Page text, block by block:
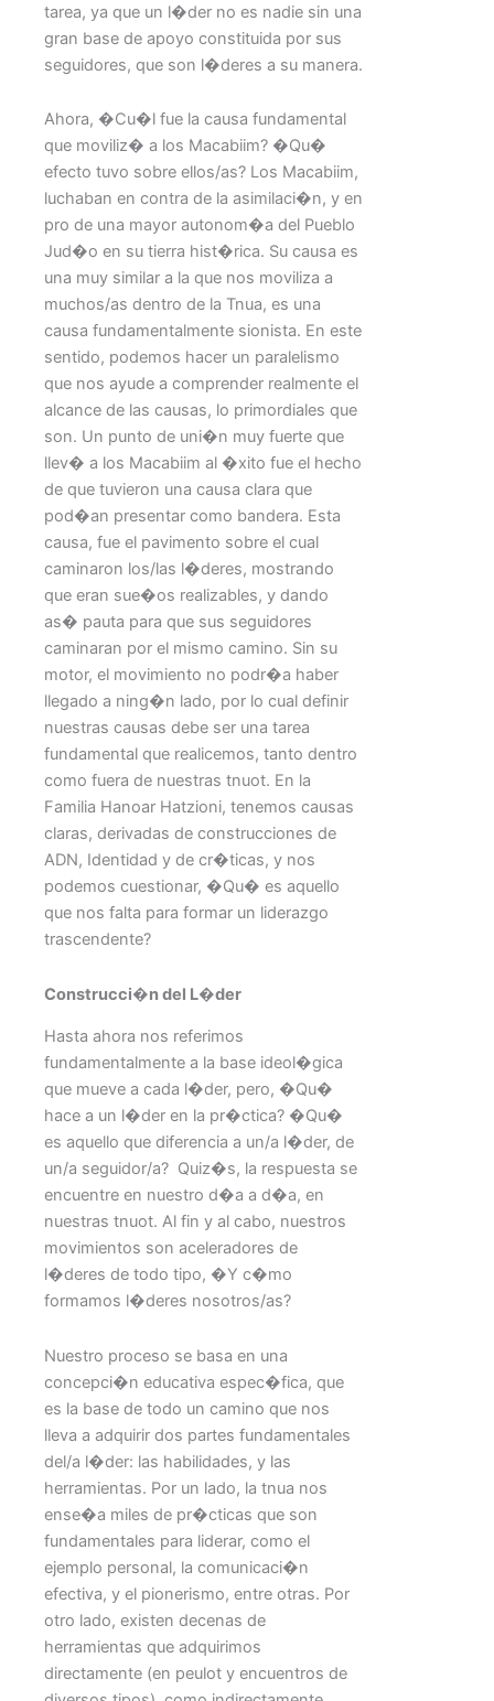
tarea, ya que un l�der no es nadie sin una
gran base de apoyo constituida por sus
seguidores, que son l�deres a su manera.
Ahora, �Cu�l fue la causa fundamental
que moviliz� a los Macabiim? �Qu�
efecto tuvo sobre ellos/as? Los Macabiim,
luchaban en contra de la asimilaci�n, y en
pro de una mayor autonom�a del Pueblo
Jud�o en su tierra hist�rica. Su causa es
una muy similar a la que nos moviliza a
muchos/as dentro de la Tnua, es una
causa fundamentalmente sionista. En este
sentido, podemos hacer un paralelismo
que nos ayude a comprender realmente el
alcance de las causas, lo primordiales que
son. Un punto de uni�n muy fuerte que
llev� a los Macabiim al �xito fue el hecho
de que tuvieron una causa clara que
pod�an presentar como bandera. Esta
causa, fue el pavimento sobre el cual
caminaron los/las l�deres, mostrando
que eran sue�os realizables, y dando
as� pauta para que sus seguidores
caminaran por el mismo camino. Sin su
motor, el movimiento no podr�a haber
llegado a ning�n lado, por lo cual definir
nuestras causas debe ser una tarea
fundamental que realicemos, tanto dentro
como fuera de nuestras tnuot. En la
Familia Hanoar Hatzioni, tenemos causas
claras, derivadas de construcciones de
ADN, Identidad y de cr�ticas, y nos
podemos cuestionar, �Qu� es aquello
que nos falta para formar un liderazgo
trascendente?
Construcci�n del L�der
Hasta ahora nos referimos
fundamentalmente a la base ideol�gica
que mueve a cada l�der, pero, �Qu�
hace a un l�der en la pr�ctica? �Qu�
es aquello que diferencia a un/a l�der, de
un/a seguidor/a? Quiz�s, la respuesta se
encuentre en nuestro d�a a d�a, en
nuestras tnuot. Al fin y al cabo, nuestros
movimientos son aceleradores de
l�deres de todo tipo, �Y c�mo
formamos l�deres nosotros/as?
Nuestro proceso se basa en una
concepci�n educativa espec�fica, que
es la base de todo un camino que nos
lleva a adquirir dos partes fundamentales
del/a l�der: las habilidades, y las
herramientas. Por un lado, la tnua nos
ense�a miles de pr�cticas que son
fundamentales para liderar, como el
ejemplo personal, la comunicaci�n
efectiva, y el pionerismo, entre otras. Por
otro lado, existen decenas de
herramientas que adquirimos
directamente (en peulot y encuentros de